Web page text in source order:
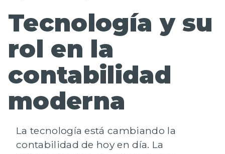
Tecnología y su
rol en la
contabilidad
moderna
La tecnología está cambiando la
contabilidad de hoy en día. La